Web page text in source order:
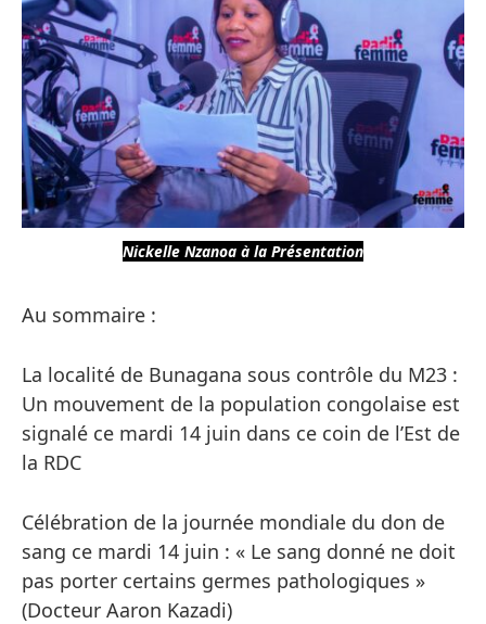
Nickelle Nzanoa à la Présentation
Au sommaire :
La localité de Bunagana sous contrôle du M23 :
Un mouvement de la population congolaise est
signalé ce mardi 14 juin dans ce coin de l’Est de
la RDC
Célébration de la journée mondiale du don de
sang ce mardi 14 juin : « Le sang donné ne doit
pas porter certains germes pathologiques »
(Docteur Aaron Kazadi)